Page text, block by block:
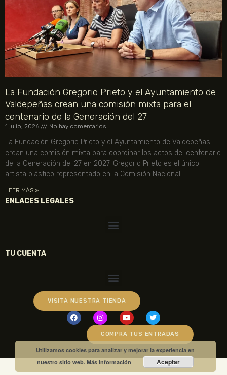
La Fundación Gregorio Prieto y el Ayuntamiento de
Valdepeñas crean una comisión mixta para el
centenario de la Generación del 27
1 julio, 2026 No hay comentarios
La Fundación Gregorio Prieto y el Ayuntamiento de Valdepeñas
crean una comisión mixta para coordinar los actos del centenario
de la Generación del 27 en 2027. Gregorio Prieto es el único
artista plástico representado en la Comisión Nacional.
LEER MÁS »
ENLACES LEGALES
TU CUENTA
VISITA NUESTRA TIENDA
COMPRA TUS ENTRADAS
Utilizamos cookies para analizar y mejorar la experiencia en
nuestro sitio web.Más información Aceptar